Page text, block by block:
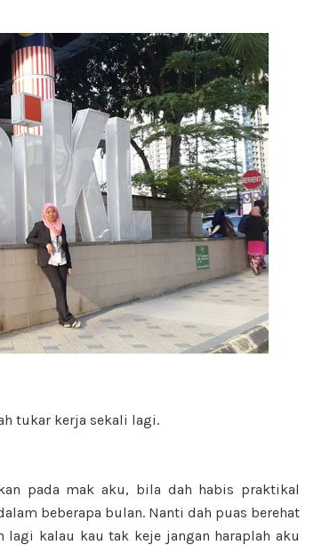
tukar kerja sekali lagi.
pada mak aku, bila dah habis praktikal
beberapa bulan. Nanti dah puas berehat
lagi kalau kau tak keje jangan haraplah aku